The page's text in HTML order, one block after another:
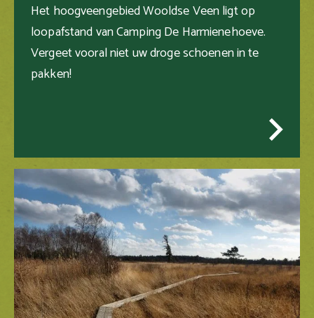
Het hoogveengebied Wooldse Veen ligt op
loopafstand van Camping De Harmienehoeve.
Vergeet vooral niet uw droge schoenen in te
pakken!